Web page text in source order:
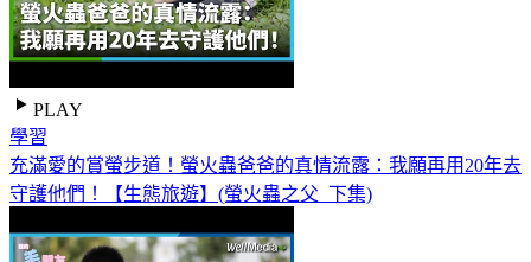
PLAY
學習
充滿愛的賞螢步道！螢火蟲爸爸的真情流露：我願再用20年去
守護他們！【生態旅遊】(螢火蟲之父_下集)